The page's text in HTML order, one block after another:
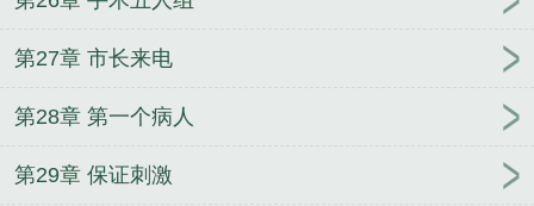
第27章 市长来电
第28章 第一个病人
第29章 保证刺激